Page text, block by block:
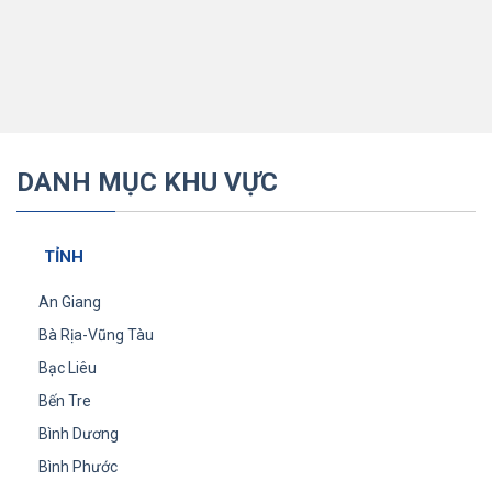
DANH MỤC KHU VỰC
TỈNH
An Giang
Bà Rịa-Vũng Tàu
Bạc Liêu
Bến Tre
Bình Dương
Bình Phước